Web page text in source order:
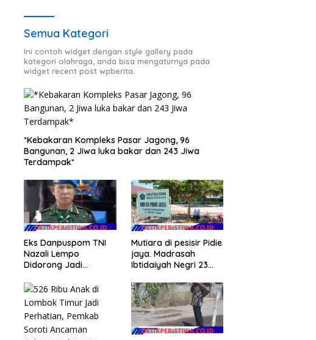
Semua Kategori
Ini contoh widget dengan style gallery pada
kategori olahraga, anda bisa mengaturnya pada
widget recent post wpberita.
*Kebakaran Kompleks Pasar Jagong, 96
Bangunan, 2 Jiwa luka bakar dan 243 Jiwa
Terdampak*
Eks Danpuspom TNI
Nazali Lempo
Didorong Jadi
Agung
Mutiara di pesisir Pidie
jaya. Madrasah
Ibtidaiyah Negri 23
juara tingkat propinsi
dan nasional